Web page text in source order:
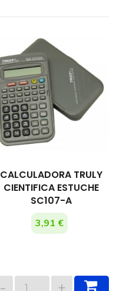
CALCULADORA TRULY
CIENTIFICA ESTUCHE
SC107-A
3,91 €